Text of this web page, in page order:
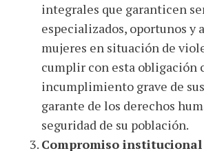
integrales que garanticen
especializados, oportunos y
mujeres en situación de
cumplir con esta obligación
incumplimiento grave de
garante de los derechos
seguridad de su población.
Compromiso